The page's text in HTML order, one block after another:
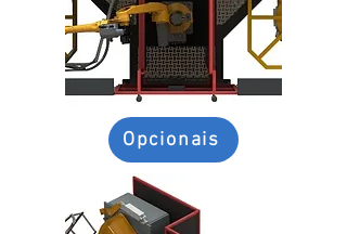
Opcionais